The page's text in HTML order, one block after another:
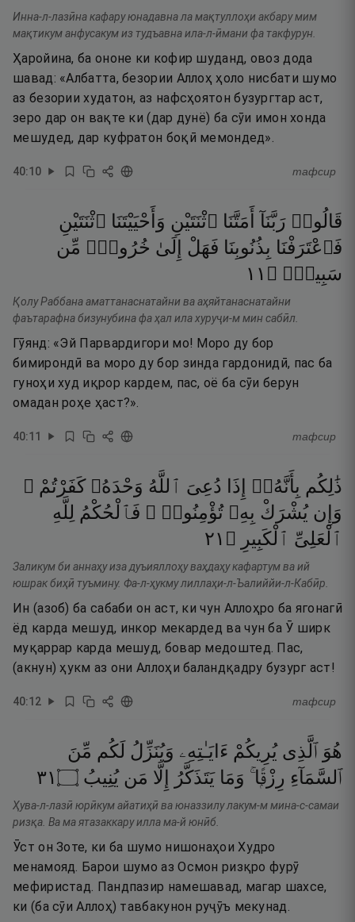
Инна-л-лазӣна кафару юнадавна ла мақтуллоҳи акбару мим
мақтикум анфусакум из тудъавна ила-л-ӣмани фа такфурун.
Ҳаройина, ба ононе ки кофир шуданд, овоз дода
шавад: «Албатта, безории Аллоҳ ҳоло нисбати шумо
аз безории худатон, аз нафсҳоятон бузургтар аст,
зеро дар он вақте ки (дар дунё) ба сӯи имон хонда
мешудед, дар куфратон боқӣ мемондед».
40:10 тафсир
قَالُوا۟ رَبَّنَآ أَمَتَّنَا ٱثْنَتَيْنِ وَأَحْيَيْتَنَا ٱثْنَتَيْنِ
فَٱعْتَرَفْنَا بِذُنُوبِنَا فَهَلْ إِلَىٰ خُرُوجٍۢ مِّن
سَبِيلٍۢ ۝ ١١
Қолу Раббана аматтанаснатайни ва аҳяйтанаснатайни
фаътарафна бизунубина фа ҳал ила хуруҷи-м мин сабӣл.
Гӯянд: «Эй Парвардигори мо! Моро ду бор
бимирондӣ ва моро ду бор зинда гардонидӣ, пас ба
гуноҳи худ иқрор кардем, пас, оё ба сӯи берун
омадан роҳе ҳаст?».
40:11 тафсир
ذَٰلِكُم بِأَنَّهُۥٓ إِذَا دُعِىَ ٱللَّهُ وَحْدَهُۥ كَفَرْتُمْ ۖ
وَإِن يُشْرَكْ بِهِۦ تُؤْمِنُوا۟ ۚ فَٱلْحُكْمُ لِلَّهِ
ٱلْعَلِىِّ ٱلْكَبِيرِ ۝ ١٢
Заликум би аннаҳу иза дуъияллоҳу ваҳдаҳу кафартум ва ий
юшрак биҳӣ туъмину. Фа-л-ҳукму лиллаҳи-л-Ъалиййи-л-Кабӣр.
Ин (азоб) ба сабаби он аст, ки чун Аллоҳро ба ягонагӣ
ёд карда мешуд, инкор мекардед ва чун ба Ӯ ширк
муқаррар карда мешуд, бовар медоштед. Пас,
(акнун) ҳукм аз они Аллоҳи баландқадру бузург аст!
40:12 тафсир
هُوَ ٱلَّذِى يُرِيكُمْ ءَايَـٰتِهِۦ وَيُنَزِّلُ لَكُم مِّنَ
ٱلسَّمَآءِ رِزْقًۭا ۚ وَمَا يَتَذَكَّرُ إِلَّا مَن يُنِيبُ ۝١٣
Ҳува-л-лазӣ юрӣкум айатиҳӣ ва юназзилу лакум-м мина-с-самаи
ризқа. Ва ма ятазаккару илла ма-й юнӣб.
Ӯст он Зоте, ки ба шумо нишонаҳои Худро
менамояд. Барои шумо аз Осмон ризқро фурӯ
мефиристад. Пандпазир намешавад, магар шахсе,
ки (ба сӯи Аллоҳ) тавбакунон руҷӯъ мекунад.